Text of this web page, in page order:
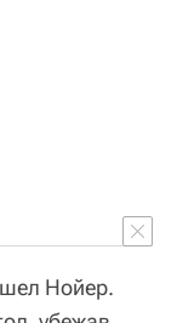
Нойер.